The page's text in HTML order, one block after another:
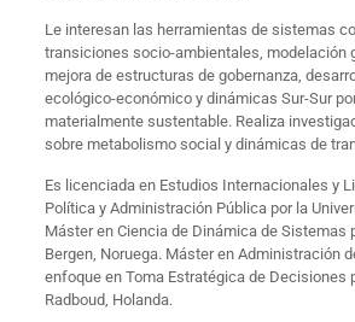
Le interesan las herramientas de sistemas
transiciones socio-ambientales, modelación
mejora de estructuras de gobernanza,
ecológico-económico y dinámicas Sur-Sur
materialmente sustentable. Realiza
sobre metabolismo social y dinámicas de
Es licenciada en Estudios Internacionales y
Política y Administración Pública por la
Máster en Ciencia de Dinámica de Sistemas
Bergen, Noruega. Máster en Administración
enfoque en Toma Estratégica de Decisiones
Radboud, Holanda.